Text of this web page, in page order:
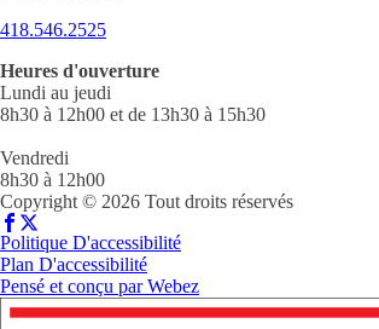
418.546.2525
Heures d'ouverture
Lundi au jeudi
8h30 à 12h00 et de 13h30 à 15h30
Vendredi
8h30 à 12h00
Copyright © 2026 Tout droits réservés
Politique D'accessibilité
Plan D'accessibilité
Pensé et conçu parWebez